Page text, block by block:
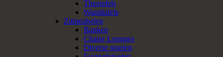
Theetafels
Wandtafels
Zitmeubelen
Banken
Chaise Longues
Diverse stoelen